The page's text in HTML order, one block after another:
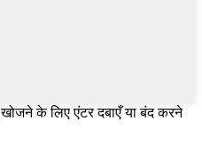
खोजने के लिए एंटर दबाएँ या बंद करने